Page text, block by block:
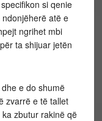
si qenie
atë e
ngrihet mbi
ta shijuar jetën
e do shumë
zvarrë e të tallet
zbutur rakinë që